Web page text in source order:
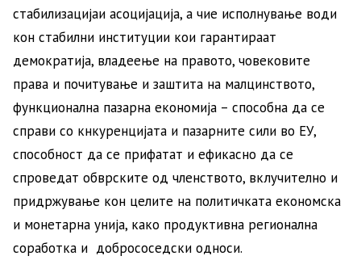
стабилизацијаи асоцијација, а чие исполнување води
кон стабилни институции кои гарантираат
демократија, владеење на правото, човековите
права и почитување и заштита на малцинството,
функционална пазарна економија – способна да се
справи со кнкуренцијата и пазарните сили во ЕУ,
способност да се прифатат и ефикасно да се
спроведат обврските од членството, вклучително и
придржување кон целите на политичката економска
и монетарна унија, како продуктивна регионална
соработка и добрососедски односи.